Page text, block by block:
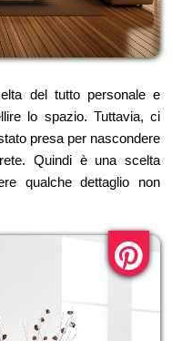
del tutto personale e
lo spazio. Tuttavia, ci
presa per nascondere
Quindi è una scelta
qualche dettaglio non